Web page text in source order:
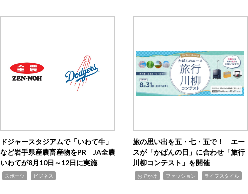
ドジャースタジアムで「いわて牛」
など岩手県産農畜産物をPR JA全農
いわてが8月10日～12日に実施
スポーツ ビジネス
旅の思い出を五・七・五で！ エー
スが「かばんの日」に合わせ「旅行
川柳コンテスト」を開催
おでかけ ファッション ライフスタイル